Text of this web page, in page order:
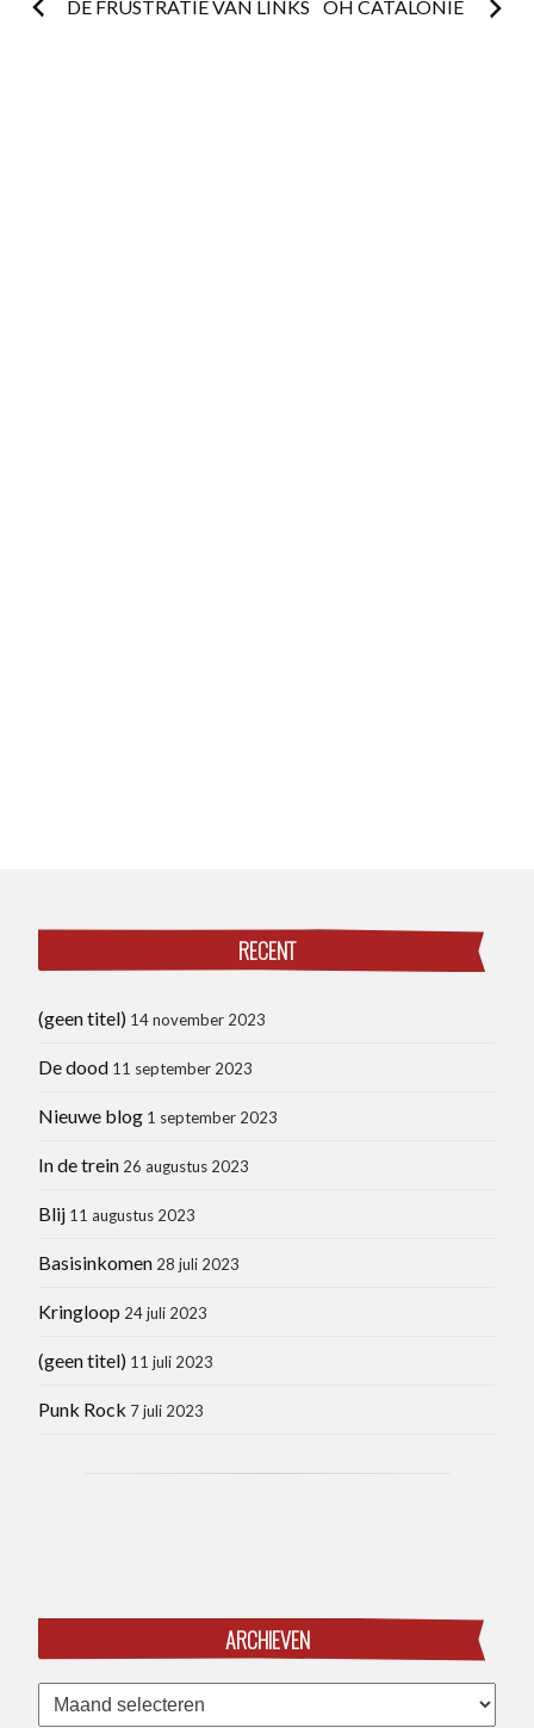
DE FRUSTRATIE VAN LINKS OH CATALONIË
RECENT
(geen titel) 14 november 2023
De dood 11 september 2023
Nieuwe blog 1 september 2023
In de trein 26 augustus 2023
Blij 11 augustus 2023
Basisinkomen 28 juli 2023
Kringloop 24 juli 2023
(geen titel) 11 juli 2023
Punk Rock 7 juli 2023
ARCHIEVEN
Archieven